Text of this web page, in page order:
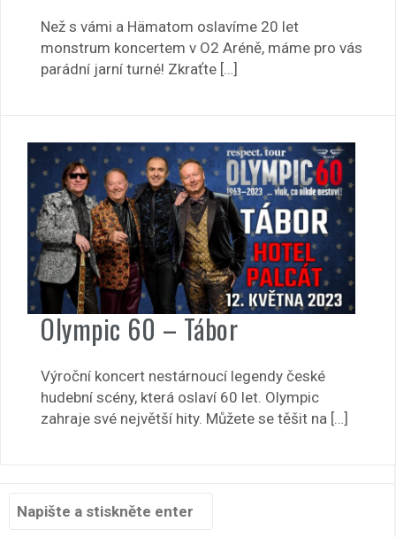
Než s vámi a Hämatom oslavíme 20 let
monstrum koncertem v O2 Aréně, máme pro vás
parádní jarní turné! Zkraťte […]
Olympic 60 – Tábor
Výroční koncert nestárnoucí legendy české
hudební scény, která oslaví 60 let. Olympic
zahraje své největší hity. Můžete se těšit na […]
Hledat: